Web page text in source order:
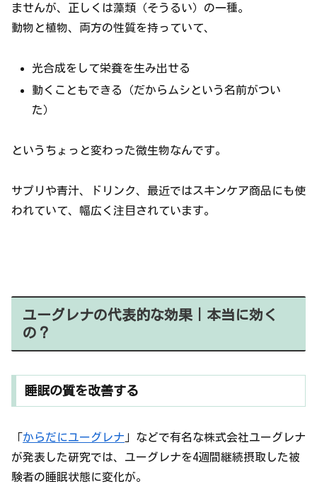
ませんが、正しくは藻類（そうるい）の一種。
動物と植物、両方の性質を持っていて、
光合成をして栄養を生み出せる
動くこともできる（だからムシという名前がつい
た）
というちょっと変わった微生物なんです。
サプリや青汁、ドリンク、最近ではスキンケア商品にも使
われていて、幅広く注目されています。
ユーグレナの代表的な効果｜本当に効く
の？
睡眠の質を改善する
「からだにユーグレナ 」などで有名な株式会社ユーグレナ
が発表した研究では、ユーグレナを4週間継続摂取した被
験者の睡眠状態に変化が。